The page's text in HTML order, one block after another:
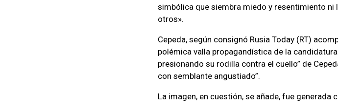
simbólica que siembra miedo y resentimiento
otros».
Cepeda, según consignó Rusia Today (RT)
polémica valla propagandística de la candidatura
presionando su rodilla contra el cuello” de
con semblante angustiado”.
La imagen, en cuestión, se añade, fue generada